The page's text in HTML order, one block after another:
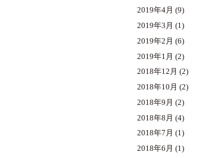
2019年4月 (9)
2019年3月 (1)
2019年2月 (6)
2019年1月 (2)
2018年12月 (2)
2018年10月 (2)
2018年9月 (2)
2018年8月 (4)
2018年7月 (1)
2018年6月 (1)